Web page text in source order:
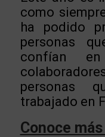
como
ha podido
personas
confían en
personas
trabajado en
Conoce